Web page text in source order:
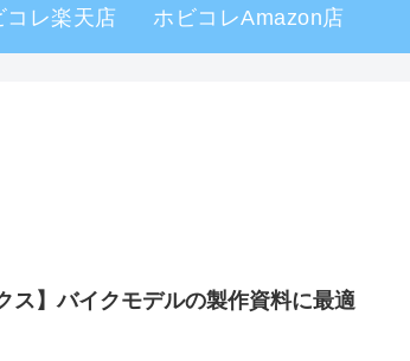
コレ楽天店 ホビコレAmazon店
ス】バイクモデルの製作資料に最適